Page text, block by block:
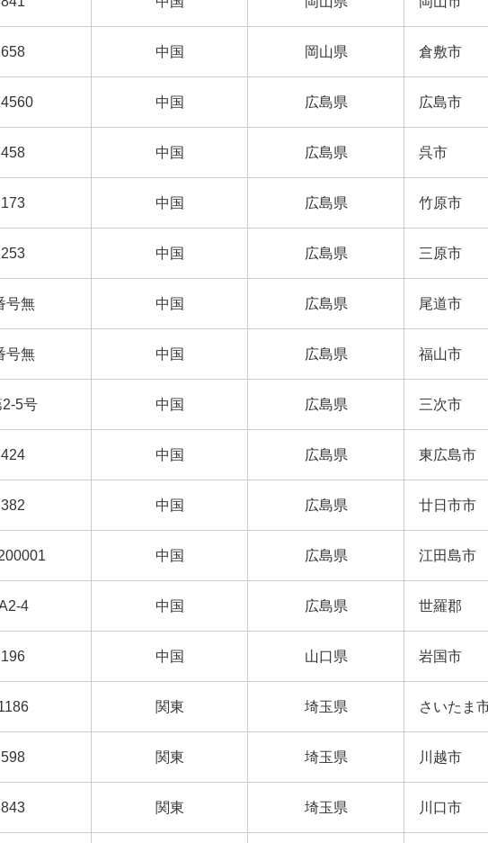
658 中国 岡山県 倉敷市
中国 広島県 広島市
458 中国 広島県 呉市
173 中国 広島県 竹原市
253 中国 広島県 三原市
号無 中国 広島県 尾道市
号無 中国 広島県 福山市
2-5号 中国 広島県 三次市
424 中国 広島県 東広島市
382 中国 広島県 廿日市市
中国 広島県 江田島市
4 中国 広島県 世羅郡
196 中国 山口県 岩国市
関東 埼玉県 さいたま
598 関東 埼玉県 川越市
843 関東 埼玉県 川口市